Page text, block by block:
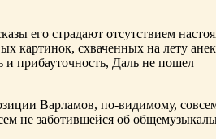
его страдают отсутствием
картинок, схваченных на лету
прибауточность, Даль не пошел
Варламов, по-видимому,
не заботившейся об